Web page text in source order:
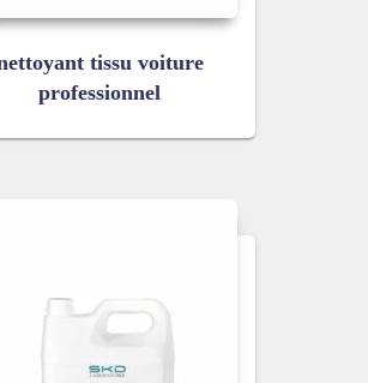
tissu voiture
professionnel